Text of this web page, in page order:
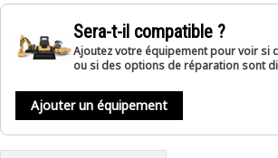
Sera-t-il compatible ?
Ajoutez votre équipement pour voir si
ou si des options de réparation sont
Ajouter un équipement